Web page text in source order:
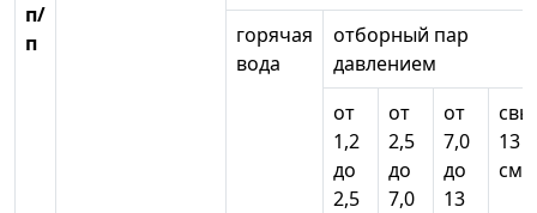
п/
п
горячая
вода
отборный пар
давлением
от
1,2
до
2,5
от
2,5
до
7,0
от
7,0
до
13
13
см2